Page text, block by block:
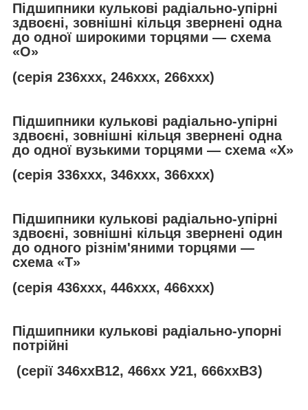
Підшипники кулькові радіально-упірні
здвоєні, зовнішні кільця звернені одна
до одної широкими торцями — схема
«О»
(серія 236ххх, 246ххх, 266ххх)
Підшипники кулькові радіально-упірні
здвоєні, зовнішні кільця звернені одна
до одної вузькими торцями — схема «Х»
(серія 336ххх, 346ххх, 366ххх)
Підшипники кулькові радіально-упірні
здвоєні, зовнішні кільця звернені один
до одного різнім'яними торцями —
схема «T»
(серія 436ххх, 446ххх, 466ххх)
Підшипники кулькові радіально-упорні
потрійні
(серії 346ххВ12, 466хх У21, 666ххВЗ)